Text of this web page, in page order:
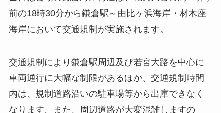
前の18時30分から鎌倉駅～由比ヶ浜海岸・材木座
海岸において交通規制が実施されます。
交通規制により鎌倉駅周辺及び若宮大路を中心に
車両通行に大幅な制限があるほか、交通規制時間
内は、規制道路沿いの駐車場等から出庫できなく
なります。また、周辺道路が大変混雑しますの